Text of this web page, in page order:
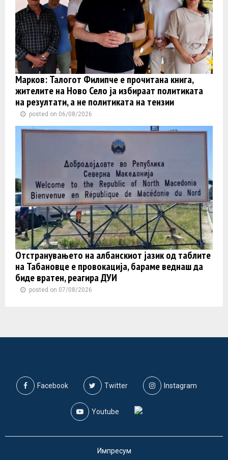
Марков: Талогот Филипче е прочитана книга,
жителите на Ново Село ја избираат политиката
на резултати, а не политиката на тензии
posted on 06/08/2026
Отстранувањето на албанскиот јазик од таблите
на Табановце е провокација, бараме веднаш да
биде вратен, реагира ДУИ
posted on 07/08/2026
Facebook Twitter Instagram
Youtube
Импресум